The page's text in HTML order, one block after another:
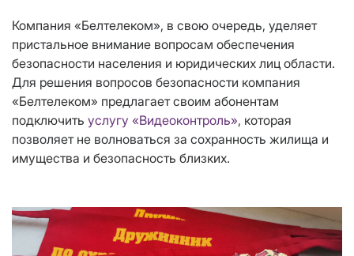
Компания «Белтелеком», в свою очередь, уделяет
пристальное внимание вопросам обеспечения
безопасности населения и юридических лиц области.
Для решения вопросов безопасности компания
«Белтелеком» предлагает своим абонентам
подключить услугу «Видеоконтроль», которая
позволяет не волноваться за сохранность жилища и
имущества и безопасность близких.